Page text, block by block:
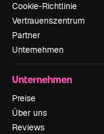
Cookie-Richtlinie
Vertrauenszentrum
Partner
Unternehmen
Unternehmen
Preise
Über uns
Reviews